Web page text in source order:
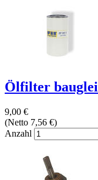
Ölfilter
9,00 €
(Netto 7,56 €)
Anzahl